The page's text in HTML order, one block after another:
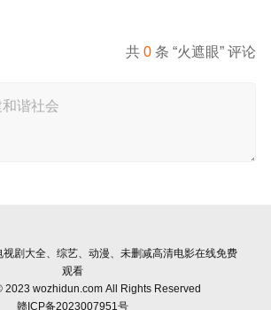
共0 条 “火遮眼” 评论
视剧大全、综艺、动漫、未删减高清电影在线免费
观看
2023 wozhidun.com All Rights Reserved
赣ICP备2023007951号